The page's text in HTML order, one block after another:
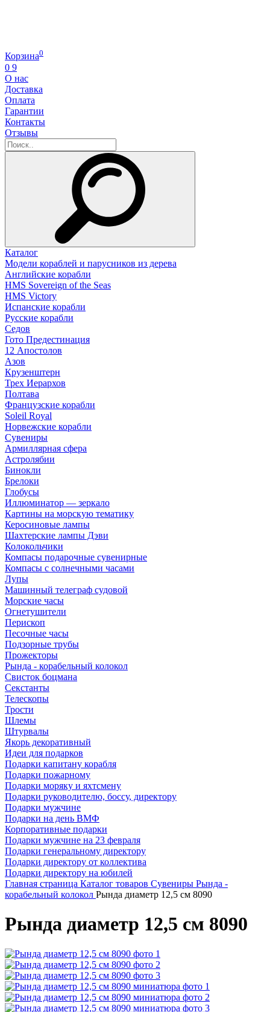
Корзина0
0 9
О нас
Доставка
Оплата
Гарантии
Контакты
Отзывы
Каталог
Модели кораблей и парусников из дерева
Английские корабли
HMS Sovereign of the Seas
HMS Victory
Испанские корабли
Русские корабли
Седов
Гото Предестинация
12 Апостолов
Азов
Крузенштерн
Трех Иерархов
Полтава
Французские корабли
Soleil Royal
Норвежские корабли
Сувениры
Армиллярная сфера
Астролябии
Бинокли
Брелоки
Глобусы
Иллюминатор — зеркало
Картины на морскую тематику
Керосиновые лампы
Шахтерские лампы Дэви
Колокольчики
Компасы подарочные сувенирные
Компасы с солнечными часами
Лупы
Машинный телеграф судовой
Морские часы
Огнетушители
Перископ
Песочные часы
Подзорные трубы
Прожекторы
Рында - корабельный колокол
Свисток боцмана
Секстанты
Телескопы
Трости
Шлемы
Штурвалы
Якорь декоративный
Идеи для подарков
Подарки капитану корабля
Подарки пожарному
Подарки моряку и яхтсмену
Подарки руководителю, боссу, директору
Подарки мужчине
Подарки на день ВМФ
Корпоративные подарки
Подарки мужчине на 23 февраля
Подарки генеральному директору
Подарки директору от коллектива
Подарки директору на юбилей
Главная страница Каталог товаров Сувениры Рында -
корабельный колокол Рында диаметр 12,5 см 8090
Рында диаметр 12,5 см 8090